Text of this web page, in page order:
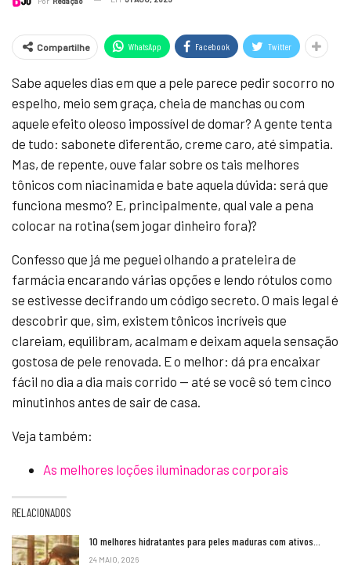
Compartilhe WhatsApp Facebook Twitter
Sabe aqueles dias em que a pele parece pedir socorro no
espelho, meio sem graça, cheia de manchas ou com
aquele efeito oleoso impossível de domar? A gente tenta
de tudo: sabonete diferentão, creme caro, até simpatia.
Mas, de repente, ouve falar sobre os tais melhores
tônicos com niacinamida e bate aquela dúvida: será que
funciona mesmo? E, principalmente, qual vale a pena
colocar na rotina (sem jogar dinheiro fora)?
Confesso que já me peguei olhando a prateleira de
farmácia encarando várias opções e lendo rótulos como
se estivesse decifrando um código secreto. O mais legal é
descobrir que, sim, existem tônicos incríveis que
clareiam, equilibram, acalmam e deixam aquela sensação
gostosa de pele renovada. E o melhor: dá pra encaixar
fácil no dia a dia mais corrido — até se você só tem cinco
minutinhos antes de sair de casa.
Veja também:
As melhores loções iluminadoras corporais
RELACIONADOS
10 melhores hidratantes para peles maduras com ativos…
24 MAIO, 2026